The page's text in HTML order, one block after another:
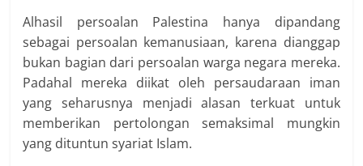
Alhasil persoalan Palestina hanya dipandang
sebagai persoalan kemanusiaan, karena dianggap
bukan bagian dari persoalan warga negara mereka.
Padahal mereka diikat oleh persaudaraan iman
yang seharusnya menjadi alasan terkuat untuk
memberikan pertolongan semaksimal mungkin
yang dituntun syariat Islam.